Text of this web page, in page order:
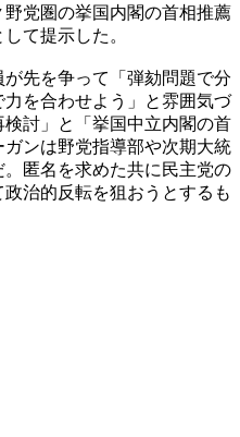
党圏の挙国内閣の首相推薦
て提示した。
先を争って「弾劾問題で分
を合わせよう」と雰囲気づ
討」と「挙国中立内閣の首
ンは野党指導部や次期大統
匿名を求めた共に民主党の
治的反転を狙おうとするも